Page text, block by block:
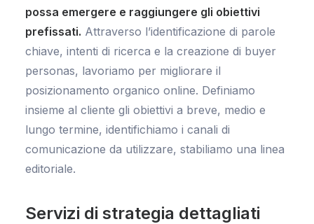
possa emergere e raggiungere gli obiettivi
prefissati. Attraverso l’identificazione di parole
chiave, intenti di ricerca e la creazione di buyer
personas, lavoriamo per migliorare il
posizionamento organico online. Definiamo
insieme al cliente gli obiettivi a breve, medio e
lungo termine, identifichiamo i canali di
comunicazione da utilizzare, stabiliamo una linea
editoriale.
Servizi di strategia dettagliati